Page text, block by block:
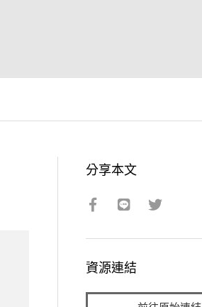
分享本文
資源連結